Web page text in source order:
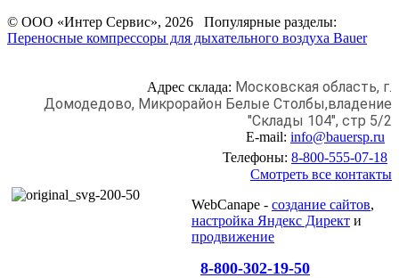
© ООО «Интер Сервис», 2026 Популярные разделы:
Переносные компрессоры для дыхательного воздуха Bauer
Адрес склада: Московская область, г.
Домодедово, Микрорайон Белые Столбы,владение
"Склады 104", стр 5/2
E-mail: info@bauersp.ru
Телефоны: 8-800-555-07-18
Смотреть все контакты
WebCanape - создание сайтов,
настройка Яндекс Директ и
продвижение
8-800-302-19-50